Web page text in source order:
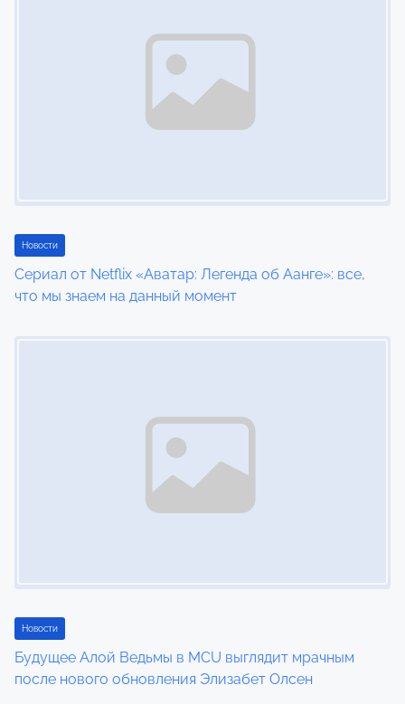
Новости
Сериал от Netflix «Аватар: Легенда об Аанге»: все,
что мы знаем на данный момент
Новости
Будущее Алой Ведьмы в MCU выглядит мрачным
после нового обновления Элизабет Олсен